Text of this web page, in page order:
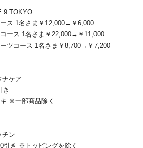
9 TOKYO
ス 1名さま￥12,000→￥6,000
ース 1名さま￥22,000→￥11,000
ツコース 1名さま￥8,700→￥7,200
ケア
き
※一部商品除く
ン
引き ※トッピングを除く